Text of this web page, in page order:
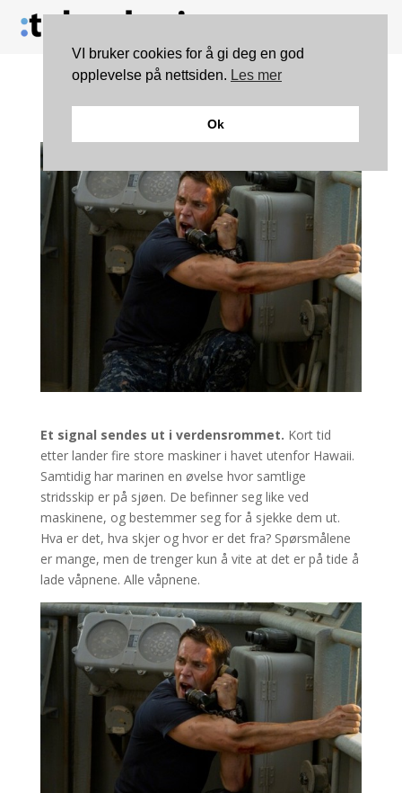
FILM: Battleship
Et signal sendes ut i verdensrommet. Kort tid
etter lander fire store maskiner i havet utenfor Hawaii.
Samtidig har marinen en øvelse hvor samtlige
stridsskip er på sjøen. De befinner seg like ved
maskinene, og bestemmer seg for å sjekke dem ut.
Hva er det, hva skjer og hvor er det fra? Spørsmålene
er mange, men de trenger kun å vite at det er på tide å
lade våpnene. Alle våpnene.
VI bruker cookies for å gi deg en god
opplevelse på nettsiden. Les mer
Ok